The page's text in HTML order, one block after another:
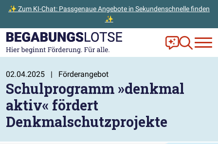
✨ Zum KI-Chat: Passgenaue Angebote in Sekundenschnelle finden
✨
Zum Hauptinhalt der Seite springen
Zur Startseite gehen Frag Ella!
Zur
02.04.2025 | Förderangebot
Schulprogramm »denkmal
aktiv« fördert
Denkmalschutzprojekte